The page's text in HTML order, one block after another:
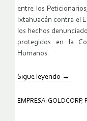
entre los
Ixtahuacán contra el
los hechos
protegidos en la
Humanos.
Sigue leyendo →
EMPRESA: GOLDCORP,